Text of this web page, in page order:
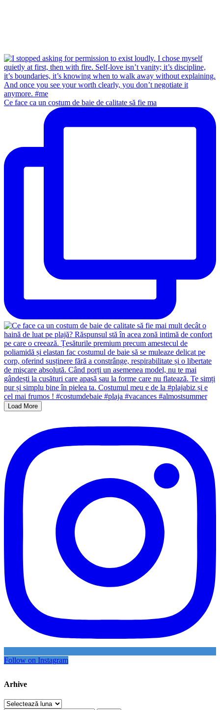
Ce face ca un costum de baie de calitate să fie ma
Load More
Follow on Instagram
Arhive
Arhive